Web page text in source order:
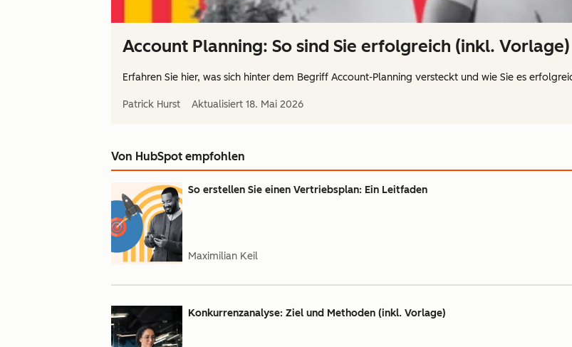
Account Planning: So sind Sie erfolgreich (inkl. Vorlage)
Erfahren Sie hier, was sich hinter dem Begriff Account-Planning versteckt und wie Sie es
Patrick Hurst Aktualisiert 18. Mai 2026
Von HubSpot empfohlen
So erstellen Sie einen Vertriebsplan: Ein Leitfaden
Maximilian Keil
Konkurrenzanalyse: Ziel und Methoden (inkl. Vorlage)